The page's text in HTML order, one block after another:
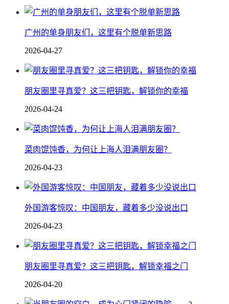
广州的单身朋友们，这里有个脱单新思路
2026-04-27
朋友圈里寻真爱？这三把钥匙，解锁你的幸福
2026-04-24
菜肉馄饨香，为何让上海人泪满朋友圈？
2026-04-23
外国游客惊叹：中国朋友，藏着多少没说出口
2026-04-23
朋友圈里寻真爱？这三把钥匙，解锁幸福之门
2026-04-20